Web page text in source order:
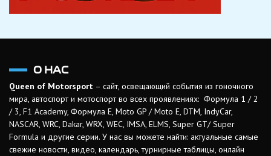
О НАС
Queen of Motorsport – сайт, освещающий события из гоночного
мира, автоспорт и мотоспорт во всех проявлениях: Формула 1 / 2
/ 3, F1 Academy, Формула Е, Moto GP / Moto E, DTM, IndyCar,
NASCAR, WRC, Dakar, WRX, WEC, IMSA, ELMS, Super GT/ Super
Formula и другие серии. У нас вы можете найти: актуальные самые
свежие новости, видео, календарь, турнирные таблицы, онлайн